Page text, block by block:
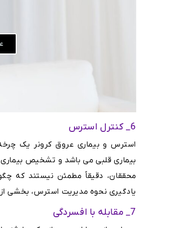
6_ کنترل استرس
استرس و بیماری عروق کرونر یک
بیماری قلبی می باشد و تشخیص
محققان، دقیقاً مطمئن نیستند که
یادگیری نحوه مدیریت استرس، بخشی
7_ مقابله با افسردگی